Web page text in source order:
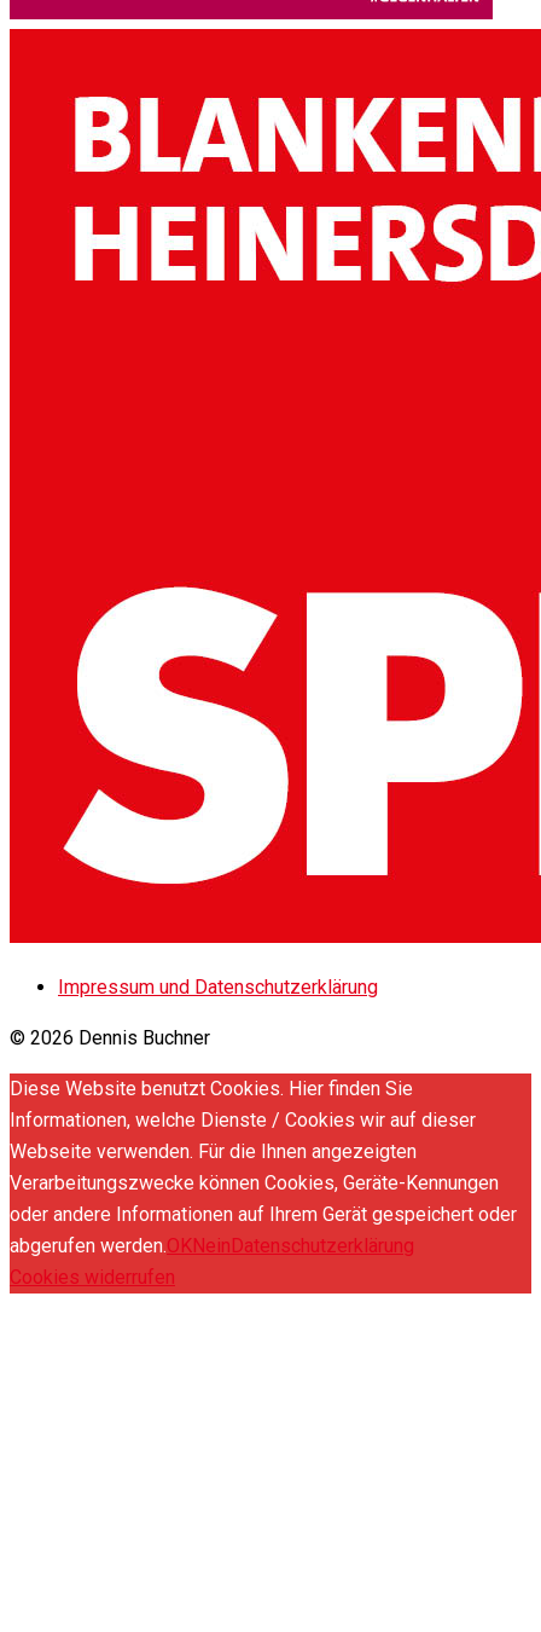
Impressum und Datenschutzerklärung
© 2026 Dennis Buchner
Diese Website benutzt Cookies. Hier finden Sie
Informationen, welche Dienste / Cookies wir auf dieser
Webseite verwenden. Für die Ihnen angezeigten
Verarbeitungszwecke können Cookies, Geräte-Kennungen
oder andere Informationen auf Ihrem Gerät gespeichert oder
abgerufen werden.OKNeinDatenschutzerklärung
Cookies widerrufen